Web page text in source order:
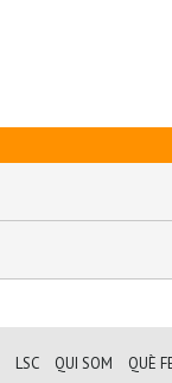
LSC QUI SOM QUÈ